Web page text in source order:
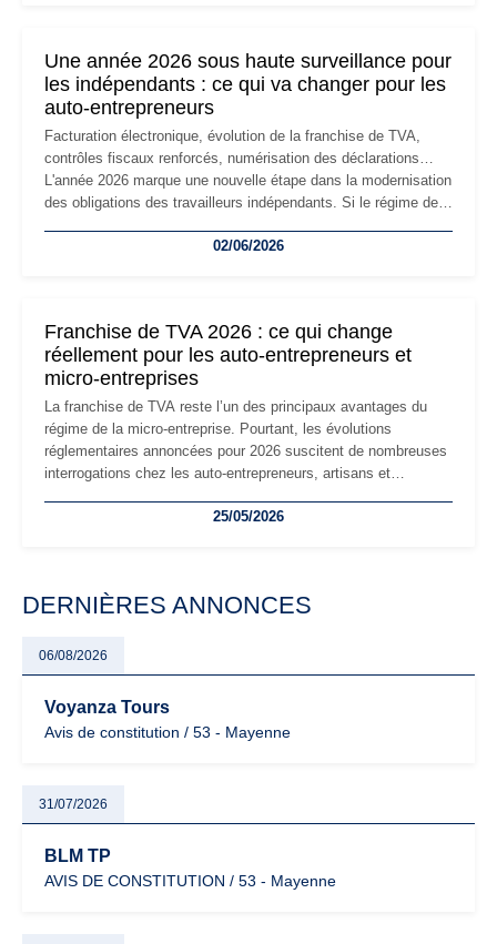
Une année 2026 sous haute surveillance pour
les indépendants : ce qui va changer pour les
auto-entrepreneurs
Facturation électronique, évolution de la franchise de TVA,
contrôles fiscaux renforcés, numérisation des déclarations…
L'année 2026 marque une nouvelle étape dans la modernisation
des obligations des travailleurs indépendants. Si le régime de
les auto-entrepreneurs devront s'adapter à un environnement
02/06/2026
Franchise de TVA 2026 : ce qui change
réellement pour les auto-entrepreneurs et
micro-entreprises
La franchise de TVA reste l’un des principaux avantages du
régime de la micro-entreprise. Pourtant, les évolutions
réglementaires annoncées pour 2026 suscitent de nombreuses
interrogations chez les auto-entrepreneurs, artisans et
facturation ou risque de bascule vers la TVA : les règles
25/05/2026
DERNIÈRES ANNONCES
06/08/2026
Voyanza Tours
Avis de constitution / 53 - Mayenne
31/07/2026
BLM TP
AVIS DE CONSTITUTION / 53 - Mayenne